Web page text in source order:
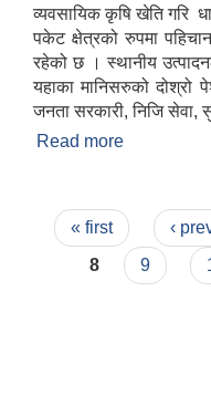
व्यवसायिक कृषि खेति गरि
पकेट क्षेत्रको रुपमा
रहेको छ । स्थानीय
यहाका मानिसरुको दोश्रो
जनता सरकारी, निजि सेवा,
Read more
Pages
« first ‹
8
9